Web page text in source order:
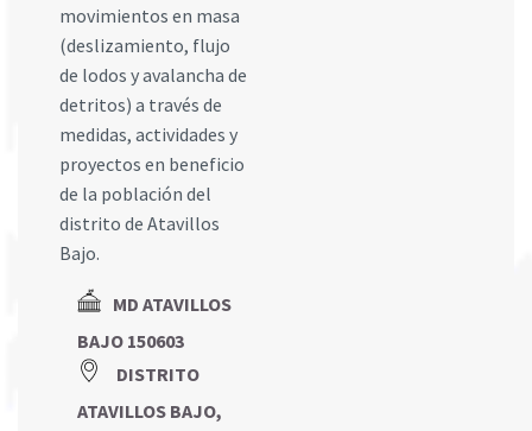
movimientos en masa
(deslizamiento, flujo
de lodos y avalancha de
detritos) a través de
medidas, actividades y
proyectos en beneficio
de la población del
distrito de Atavillos
Bajo.
MD ATAVILLOS
BAJO 150603
DISTRITO
ATAVILLOS BAJO,